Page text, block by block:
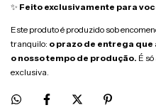
✨ Feito exclusivamente para
Este produto é produzido sob
tranquilo: o prazo de entrega
o nosso tempo de produção. É
exclusiva.